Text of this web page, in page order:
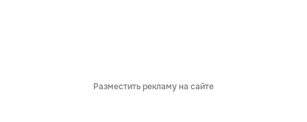
Разместить рекламу на сайте